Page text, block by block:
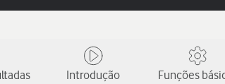
Introdução Funções